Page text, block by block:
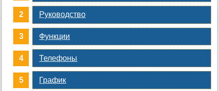
Руководство
Функции
Телефоны
График